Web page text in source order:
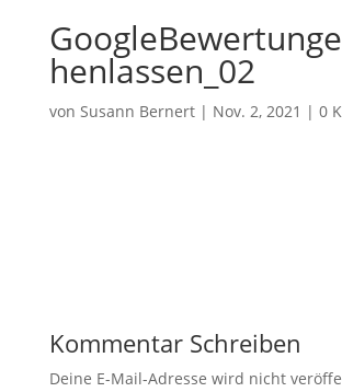
henlassen_02
von Susann Bernert| Nov. 2, 2021 | 0
Kommentar Schreiben
Deine E-Mail-Adresse wird nicht